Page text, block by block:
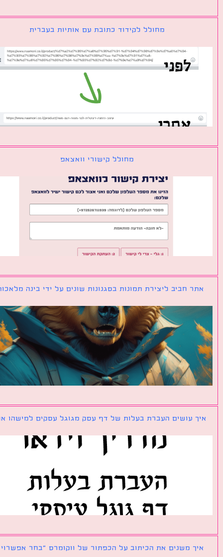
מחולל לקידוד כתובת עם אותיות בעברית
מחולל קישורי וואצאפ
חביב ליצירת תמונות בסגנונות שונים על ידי בינה מלאכותית
עושים העברת בעלות של דף עסק מגוגל עסקים למישהו אחר?
משנים את הכיתוב על הכפתור של ווקומרס ״בחר אפשרויות״